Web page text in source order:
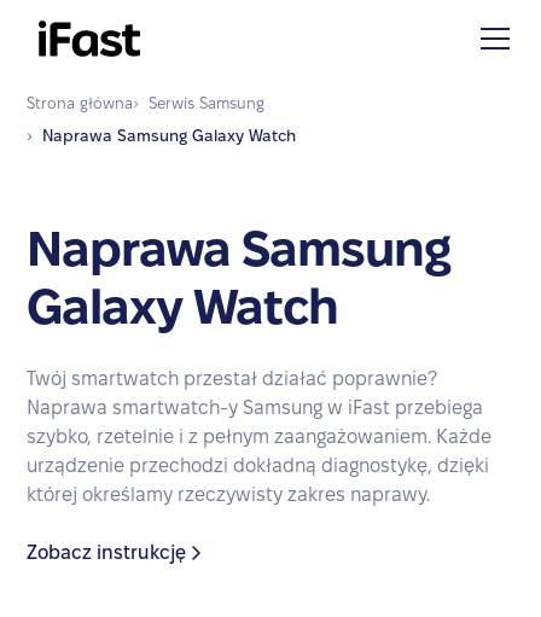
Strona główna› Serwis Samsung
›
Naprawa Samsung Galaxy Watch
Naprawa Samsung
Galaxy Watch
Twój smartwatch przestał działać poprawnie?
Naprawa smartwatch-y Samsung w iFast przebiega
szybko, rzetelnie i z pełnym zaangażowaniem. Każde
urządzenie przechodzi dokładną diagnostykę, dzięki
której określamy rzeczywisty zakres naprawy.
Zobacz instrukcję